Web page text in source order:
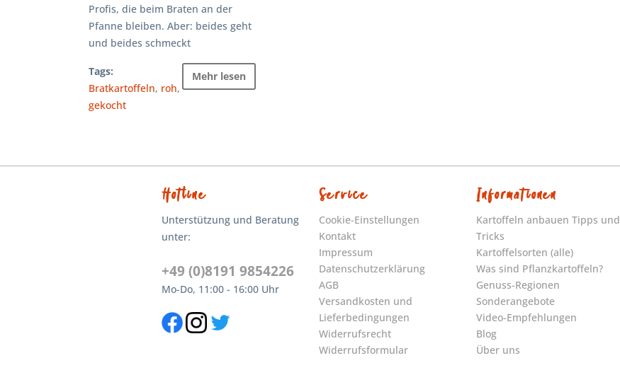
Profis, die beim Braten an der
Pfanne bleiben. Aber: beides geht
und beides schmeckt
Mehr lesen
Tags:
Bratkartoffeln, roh,
gekocht
Hotline
Unterstützung und Beratung
unter:
+49 (0)8191 9854226
Mo-Do, 11:00 - 16:00 Uhr
Service
Cookie-Einstellungen
Kontakt
Impressum
Datenschutzerklärung
AGB
Versandkosten und
Lieferbedingungen
Widerrufsrecht
Widerrufsformular
Informationen
Kartoffeln anbauen Tipps und
Tricks
Kartoffelsorten (alle)
Was sind Pflanzkartoffeln?
Genuss-Regionen
Sonderangebote
Video-Empfehlungen
Blog
Über uns